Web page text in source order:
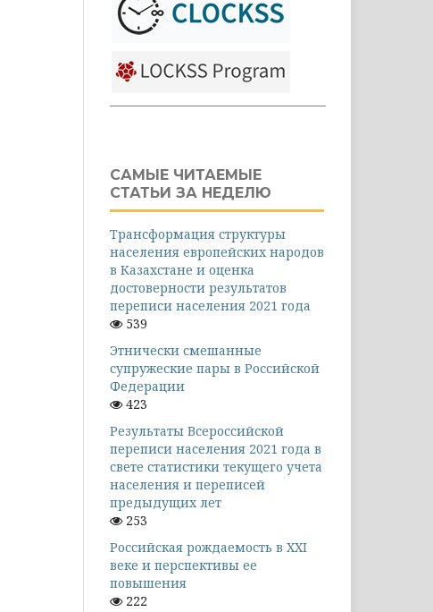
САМЫЕ ЧИТАЕМЫЕ
СТАТЬИ ЗА НЕДЕЛЮ
Трансформация структуры
населения европейских народов
в Казахстане и оценка
достоверности результатов
переписи населения 2021 года
539
Этнически смешанные
супружеские пары в Российской
Федерации
423
Результаты Всероссийской
переписи населения 2021 года в
свете статистики текущего учета
населения и переписей
предыдущих лет
253
Российская рождаемость в XXI
веке и перспективы ее
повышения
222